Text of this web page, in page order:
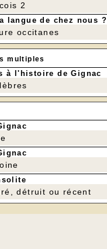
2
langue de chez nous ?
occitanes
multiples
à l'histoire de Gignac
détruit ou récent